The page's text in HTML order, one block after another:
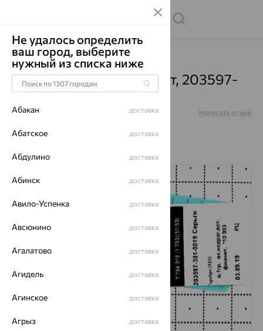
Главная Каталог Серьги Фианит
Серьги, серебро, фианит, 203597-
301-0019
Артикул: Написать отзыв
Не удалось определить
ваш город, выберите
нужный из списка ниже
Абакан доставка
Абатское доставка
Абдулино доставка
Абинск доставка
Авило-Успенка доставка
Авсюнино доставка
Агалатово доставка
Агидель доставка
Агинское доставка
Агрыз доставка